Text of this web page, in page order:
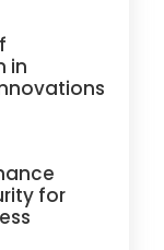
in
for